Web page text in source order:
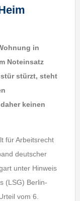
in
Noteinsatz
stürzt, steht
keinen
für Arbeitsrecht
deutscher
unter Hinweis
(LSG) Berlin-
vom 6.